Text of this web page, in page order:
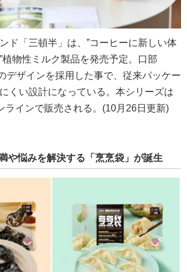
ド「三頓半」は、”コーヒーに新しい体
植物性ミルク製品を発売予定。口部
デザインを採用した事で、従来パッケー
くい設計になっている。本シリーズは
ラインで販売される。(10月26日更新)
や悩みを解決する「烹烹袋」が誕生